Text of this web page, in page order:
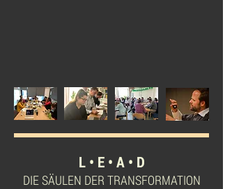
L • E • A • D
DIE SÄULEN DER TRANSFORMATION